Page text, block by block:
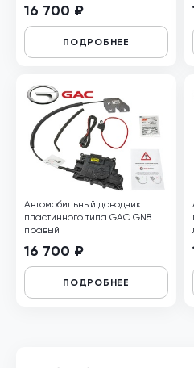
16 700 ₽
ПОДРОБНЕЕ
Автомобильный доводчик
пластинного типа GAC GN8
правый
16 700 ₽
ПОДРОБНЕЕ